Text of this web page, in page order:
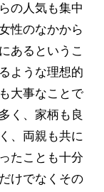
の人気も集中
性のなかから
あるというこ
ような理想的
大事なことで
く、家柄も良
、両親も共に
たことも十分
けでなくその